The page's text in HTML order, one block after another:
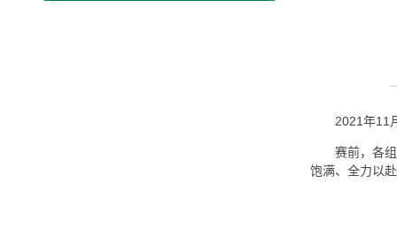
2021年11
赛前，各
饱满、全力以